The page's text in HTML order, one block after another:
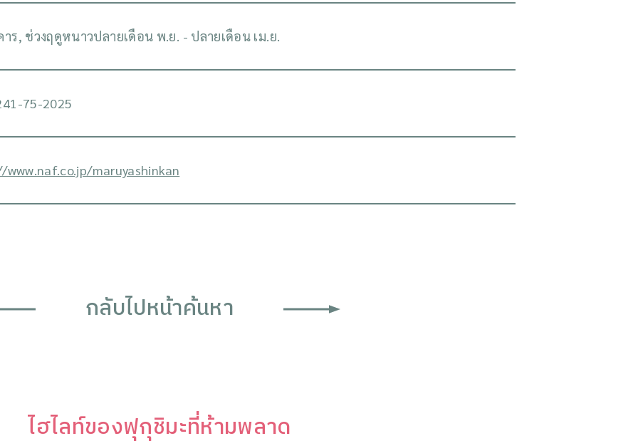
าร, ช่วงฤดูหนาวปลายเดือน พ.ย. - ปลายเดือน เม.ย.
75-2025
maruyashinkan
กลับไปหน้าค้นหา
ไฮไลท์ของฟุกุชิมะที่ห้ามพลาด